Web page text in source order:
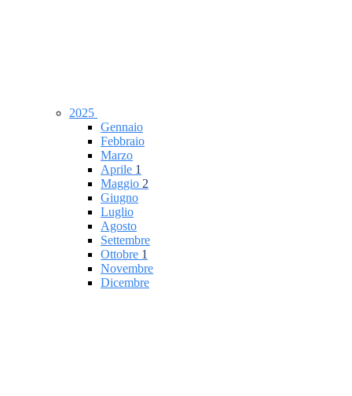
2025
Gennaio
Febbraio
Marzo
Aprile 1
Maggio 2
Giugno
Luglio
Agosto
Settembre
Ottobre 1
Novembre
Dicembre